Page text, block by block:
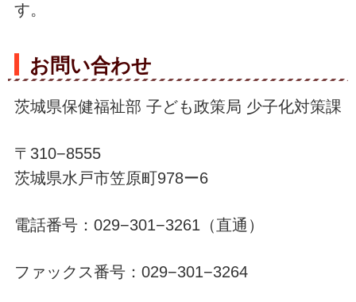
す。
お問い合わせ
茨城県保健福祉部 子ども政策局 少子化対策課
〒310−8555
茨城県水戸市笠原町978ー6
電話番号：029−301−3261（直通）
ファックス番号：029−301−3264